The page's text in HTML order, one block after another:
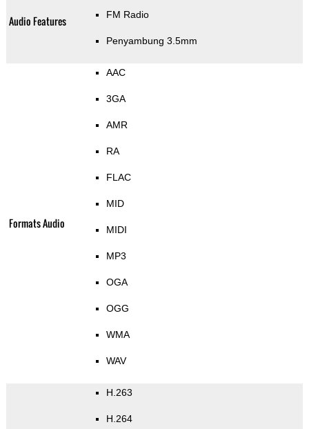
Audio Features FM Radio
Penyambung 3.5mm
Formats Audio
AAC
3GA
AMR
RA
FLAC
MID
MIDI
MP3
OGA
OGG
WMA
WAV
H.263
H.264